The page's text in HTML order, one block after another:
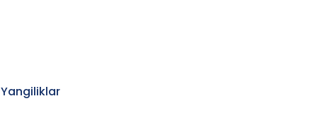
Yangiliklar